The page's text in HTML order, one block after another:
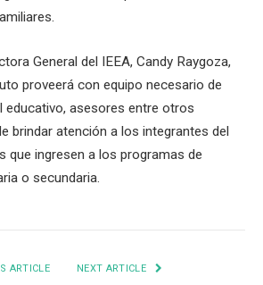
General del IEEA, Candy Raygoza,
proveerá con equipo necesario de
educativo, asesores entre otros
brindar atención a los integrantes del
que ingresen a los programas de
o secundaria.
ARTICLE NEXT ARTICLE